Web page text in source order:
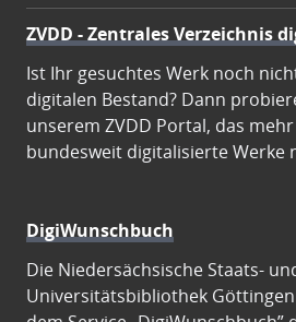
ZVDD - Zentrales Verzeichnis
Ist Ihr gesuchtes Werk noch
digitalen Bestand? Dann
unserem ZVDD Portal, das
bundesweit digitalisierte Werke
DigiWunschbuch
Die Niedersächsische Staats-
Universitätsbibliothek